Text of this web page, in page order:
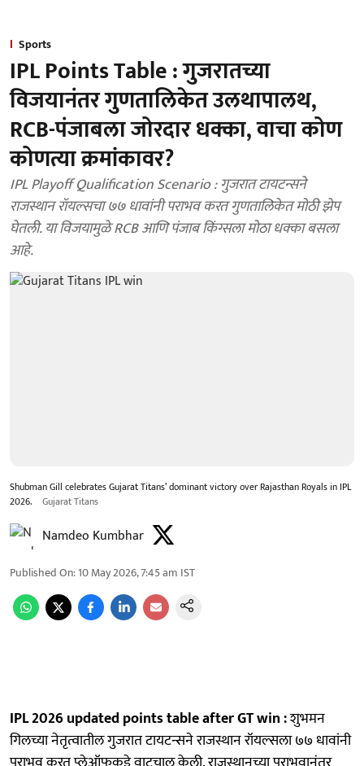
Sports
IPL Points Table : गुजरातच्या
विजयानंतर गुणतालिकेत उलथापालथ,
RCB-पंजाबला जोरदार धक्का, वाचा कोण
कोणत्या क्रमांकावर?
IPL Playoff Qualification Scenario : गुजरात टायटन्सने
राजस्थान रॉयल्सचा ७७ धावांनी पराभव करत गुणतालिकेत मोठी झेप
घेतली. या विजयामुळे RCB आणि पंजाब किंग्सला मोठा धक्का बसला
आहे.
Shubman Gill celebrates Gujarat Titans’ dominant victory over Rajasthan Royals in IPL
2026.
Gujarat Titans
Namdeo Kumbhar
Published On:10 May 2026, 7:45 am IST
IPL 2026 updated points table after GT win :शुभमन
गिलच्या नेतृत्वातील गुजरात टायटन्सने राजस्थान रॉयल्सला ७७ धावांनी